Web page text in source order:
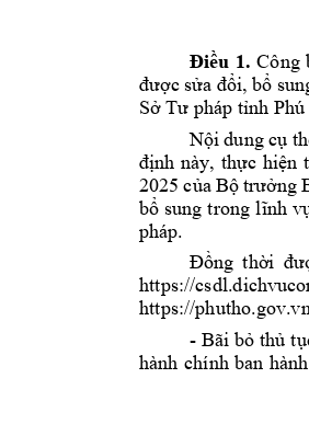
Điều 1. Công
được sửa đổi, bổ
Sở Tư pháp tỉnh Phú
Nội dung cụ
định này, thực hiện
2025 của Bộ trưởng
bổ sung trong lĩnh
pháp.
Đồng thời
https://
https://
- Bãi bỏ thủ
hành chính ban hành